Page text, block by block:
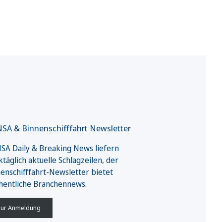
& Binnenschifffahrt Newsletter
Daily & Breaking News liefern
aktuelle Schlagzeilen, der
Newsletter bietet
Branchennews.
Anmeldung